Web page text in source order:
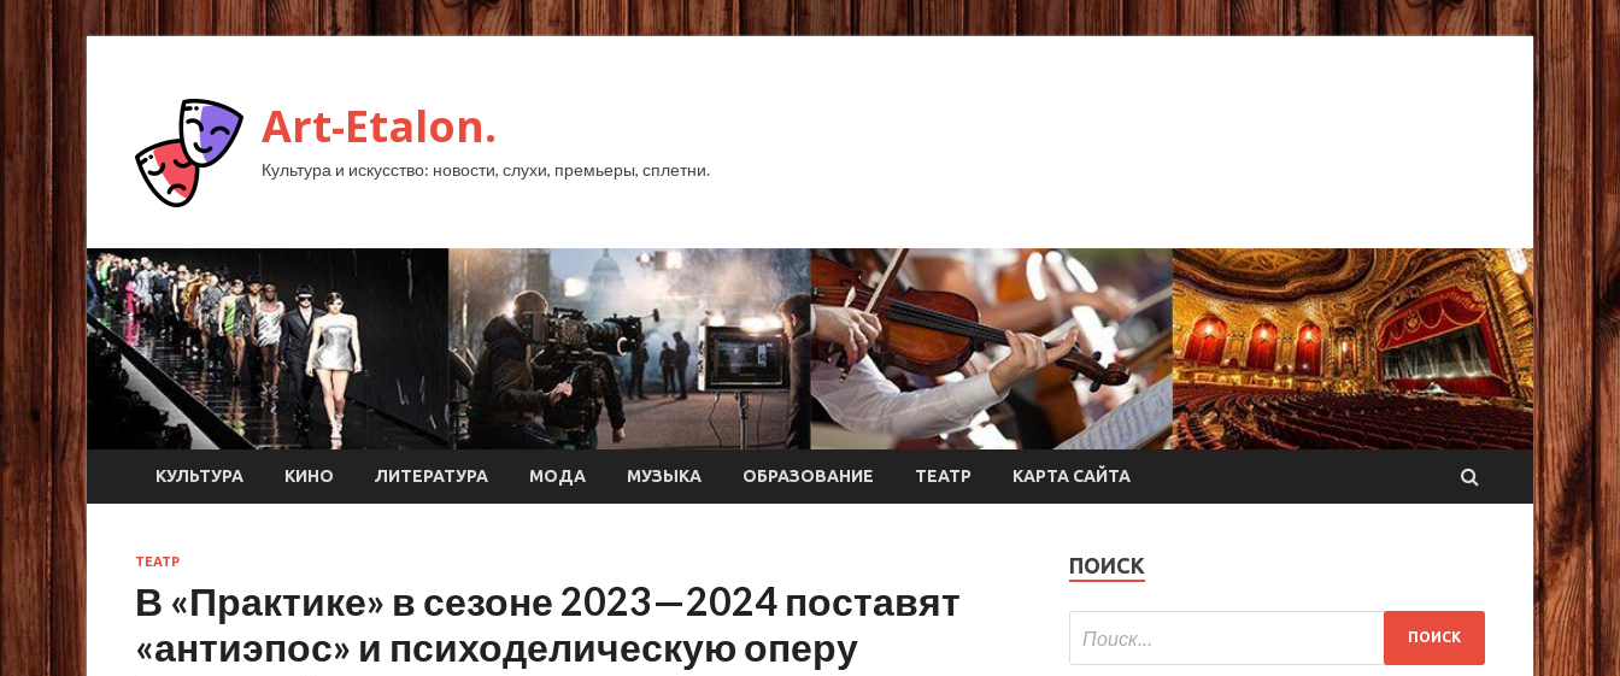
Art-Etalon.
Культура и искусство: новости, слухи, премьеры, сплетни.
КУЛЬТУРА КИНО ЛИТЕРАТУРА МОДА МУЗЫКА ОБРАЗОВАНИЕ ТЕАТР КАРТА САЙТА
ТЕАТР
В «Практике» в сезоне 2023—2024 поставят
«антиэпос» и психоделическую оперу
ПОИСК